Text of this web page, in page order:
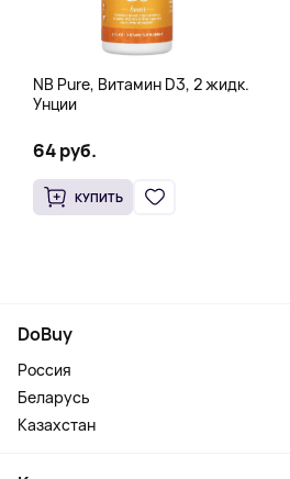
NB Pure, Витамин D3, 2 жидк.
Унции
64 руб.
КУПИТЬ
DoBuy
Россия
Беларусь
Казахстан